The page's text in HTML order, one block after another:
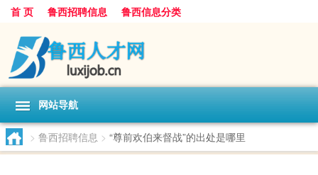
首 页 鲁西招聘信息 鲁西信息分类
网站导航
> 鲁西招聘信息 > “尊前欢伯来督战”的出处是哪里